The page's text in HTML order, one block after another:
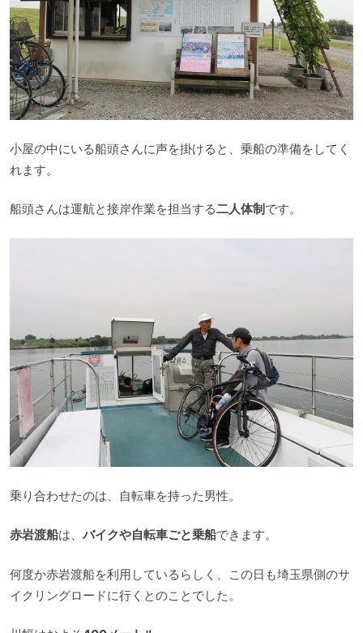
小屋の中にいる船頭さんに声を掛けると、乗船の準備をしてく
れます。
船頭さんは運航と接岸作業を担当する二人体制 です。
乗り合わせたのは、自転車を持った男性。
赤岩渡船は、 バイクや自転車ごと乗船できます。
何度か赤岩渡船を利用しているらしく、この日も埼玉県側のサ
イクリングロードに行くとのことでした。